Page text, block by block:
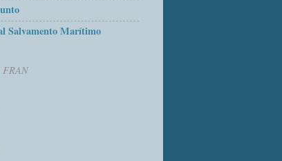
Salvamento Marítimo
FRAN